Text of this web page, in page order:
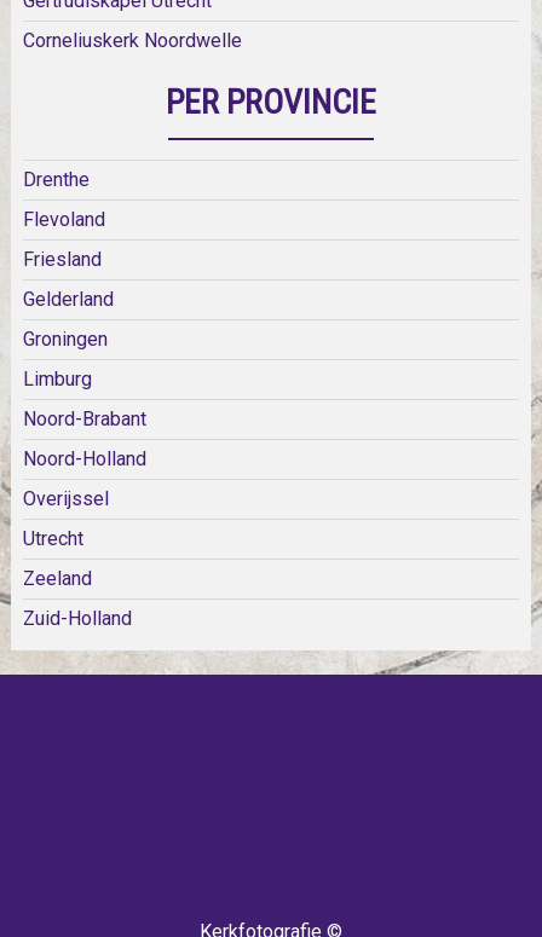
Corneliuskerk Noordwelle
PER PROVINCIE
Drenthe
Flevoland
Friesland
Gelderland
Groningen
Limburg
Noord-Brabant
Noord-Holland
Overijssel
Utrecht
Zeeland
Zuid-Holland
Kerkfotografie ©